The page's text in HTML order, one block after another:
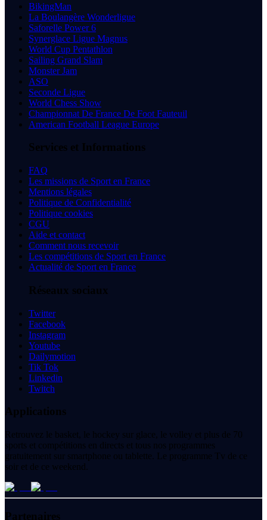
BikingMan
La Boulangère Wonderligue
Saforelle Power 6
Synerglace Ligue Magnus
World Cup Pentathlon
Sailing Grand Slam
Monster Jam
ASO
Seconde Ligue
World Chess Show
Championnat De France De Foot Fauteuil
American Football League Europe
Services et Informations
FAQ
Les missions de Sport en France
Mentions légales
Politique de Confidentialité
Politique cookies
CGU
Aide et contact
Comment nous recevoir
Les compétitions de Sport en France
Actualité de Sport en France
Réseaux sociaux
Twitter
Facebook
Instagram
Youtube
Dailymotion
Tik Tok
Linkedin
Twitch
Applications
Retrouvez le basket, le hockey sur glace, le volley et plus de 70
sports et compétitions en directs et tous nos programmes
gratuitement sur smartphone ou tablette. Le programme Tv de ce
soir et de ce weekend.
Partenaires